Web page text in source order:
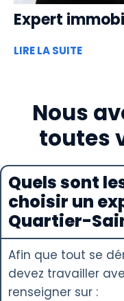
Expert
LIRE LA SUITE
Nous
toutes
Quels sont
choisir un
Quartier-
Afin que tout se
devez travailler
renseigner sur :